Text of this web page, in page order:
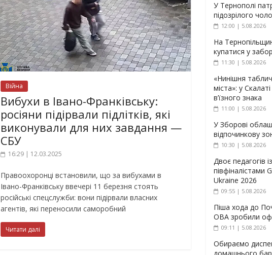
Війна
Вибухи в Івано-Франківську:
росіяни підірвали підлітків, які
виконували для них завдання —
СБУ
16:29 | 12.03.2025
Правоохоронці встановили, що за вибухами в
Івано-Франківську ввечері 11 березня стоять
російські спецслужби: вони підірвали власних
агентів, які переносили саморобний
Читати далі
У Тернополі
підозрілого
12:00 | 5.08.2026
На
купатися у
11:30 | 5.08.2026
«Нинішня
міста»: у
в’їзного знака
11:00 | 5.08.2026
У Зборові
відпочинкову
10:30 | 5.08.2026
Двоє педагогів
півфіналістами
Ukraine 2026
09:55 | 5.08.2026
Піша хода до
ОВА зробили
09:11 | 5.08.2026
Обираємо